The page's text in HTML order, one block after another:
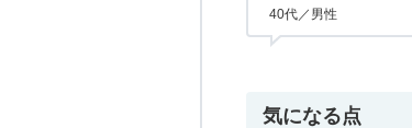
40代／男性
気になる点